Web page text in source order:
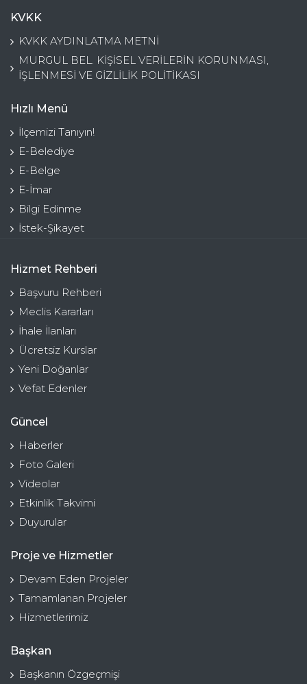
KVKK
KVKK AYDINLATMA METNİ
MURGUL BEL. KİŞİSEL VERİLERİN KORUNMASI,
İŞLENMESİ VE GİZLİLİK POLİTİKASI
Hızlı Menü
İlçemizi Tanıyın!
E-Belediye
E-Belge
E-İmar
Bilgi Edinme
İstek-Şikayet
Hizmet Rehberi
Başvuru Rehberi
Meclis Kararları
İhale İlanları
Ücretsiz Kurslar
Yeni Doğanlar
Vefat Edenler
Güncel
Haberler
Foto Galeri
Videolar
Etkinlik Takvimi
Duyurular
Proje ve Hizmetler
Devam Eden Projeler
Tamamlanan Projeler
Hizmetlerimiz
Başkan
Başkanın Özgeçmişi